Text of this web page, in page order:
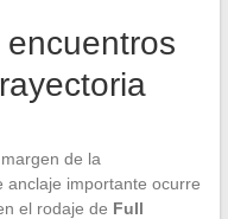
de la
anclaje importante ocurre
el rodaje de Full